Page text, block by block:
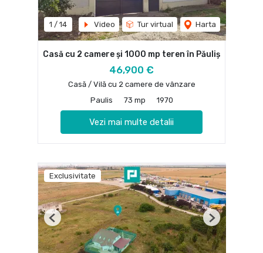
1 / 14 Video Tur virtual Harta
Casă cu 2 camere și 1000 mp teren în Păuliș
46,900 €
Casă / Vilă cu 2 camere de vânzare
Paulis
73 mp 1970
Vezi mai multe detalii
Exclusivitate
Previous Next